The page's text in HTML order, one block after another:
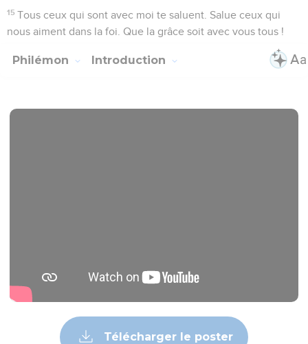
15 Tous ceux qui sont avec moi te saluent. Salue ceux qui
nous aiment dans la foi. Que la grâce soit avec vous tous !
Philémon Introduction
Télécharger le poster